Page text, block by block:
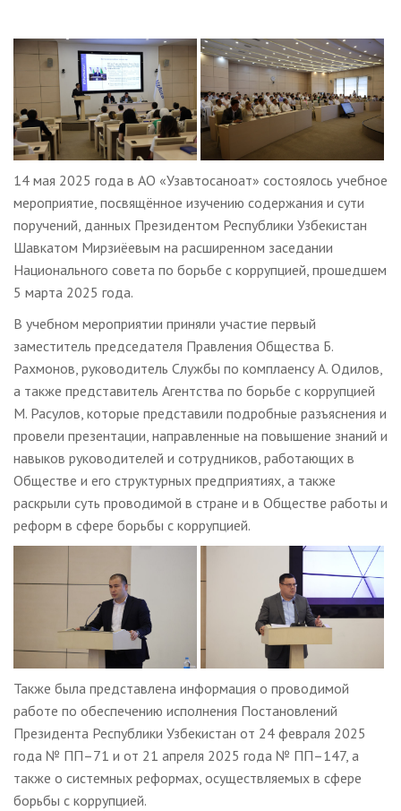
14 мая 2025 года в АО «Узавтосаноат» состоялось учебное
мероприятие, посвящённое изучению содержания и сути
поручений, данных Президентом Республики Узбекистан
Шавкатом Мирзиёевым на расширенном заседании
Национального совета по борьбе с коррупцией, прошедшем
5 марта 2025 года.
В учебном мероприятии приняли участие первый
заместитель председателя Правления Общества Б.
Рахмонов, руководитель Службы по комплаенсу А. Одилов,
а также представитель Агентства по борьбе с коррупцией
М. Расулов, которые представили подробные разъяснения и
провели презентации, направленные на повышение знаний и
навыков руководителей и сотрудников, работающих в
Обществе и его структурных предприятиях, а также
раскрыли суть проводимой в стране и в Обществе работы и
реформ в сфере борьбы с коррупцией.
Также была представлена информация о проводимой
работе по обеспечению исполнения Постановлений
Президента Республики Узбекистан от 24 февраля 2025
года № ПП–71 и от 21 апреля 2025 года № ПП–147, а
также о системных реформах, осуществляемых в сфере
борьбы с коррупцией.